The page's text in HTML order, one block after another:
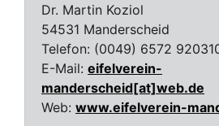
Dr. Martin Koziol
54531 Manderscheid
Telefon: (0049) 6572
E-Mail: eifelverein-
manderscheid[at]web.de
Web: www.eifelverein-